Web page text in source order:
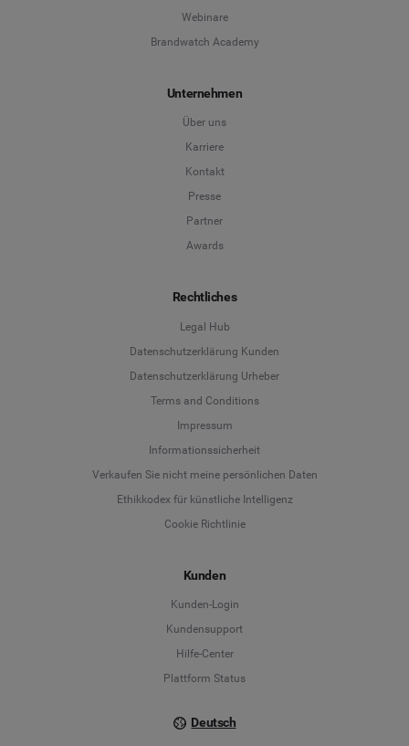
Webinare
Brandwatch Academy
Unternehmen
Über uns
Karriere
Kontakt
Presse
Partner
Awards
Rechtliches
Legal Hub
Datenschutzerklärung Kunden
Datenschutzerklärung Urheber
Terms and Conditions
Impressum
Informationssicherheit
Verkaufen Sie nicht meine persönlichen Daten
Ethikkodex für künstliche Intelligenz
Cookie Richtlinie
Kunden
Kunden-Login
Kundensupport
Hilfe-Center
Plattform Status
Deutsch
Deutsch
English